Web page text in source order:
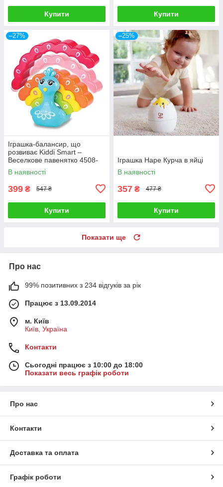
Купити Купити
–27%
Іграшка-балансир, що
розвиває Kiddi Smart –
Веселкове павенятко 4508-
KS
В наявності
399 ₴ 547 ₴
Купити
–25%
Іграшка Hape Курча в яйці
В наявності
357 ₴ 477 ₴
Купити
Показати ще
Про нас
99% позитивних з 234 відгуків за рік
Працює з 13.09.2014
м. Київ
Київ, Україна
Контакти
Сьогодні працює з 10:00 до 18:00
Показати весь графік роботи
Про нас
Контакти
Доставка та оплата
Графік роботи